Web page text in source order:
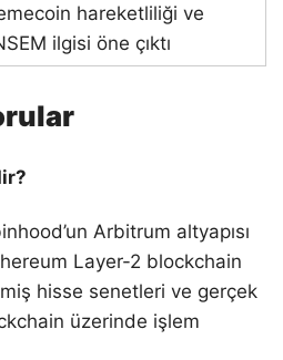
hareketliliği ve
ilgisi öne çıktı
Arbitrum altyapısı
Layer-2 blockchain
hisse senetleri ve gerçek
üzerinde işlem